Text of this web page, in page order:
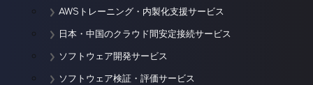
AWSトレーニング・内製化支援サービス
日本・中国のクラウド間安定接続サービス
ソフトウェア開発サービス
ソフトウェア検証・評価サービス